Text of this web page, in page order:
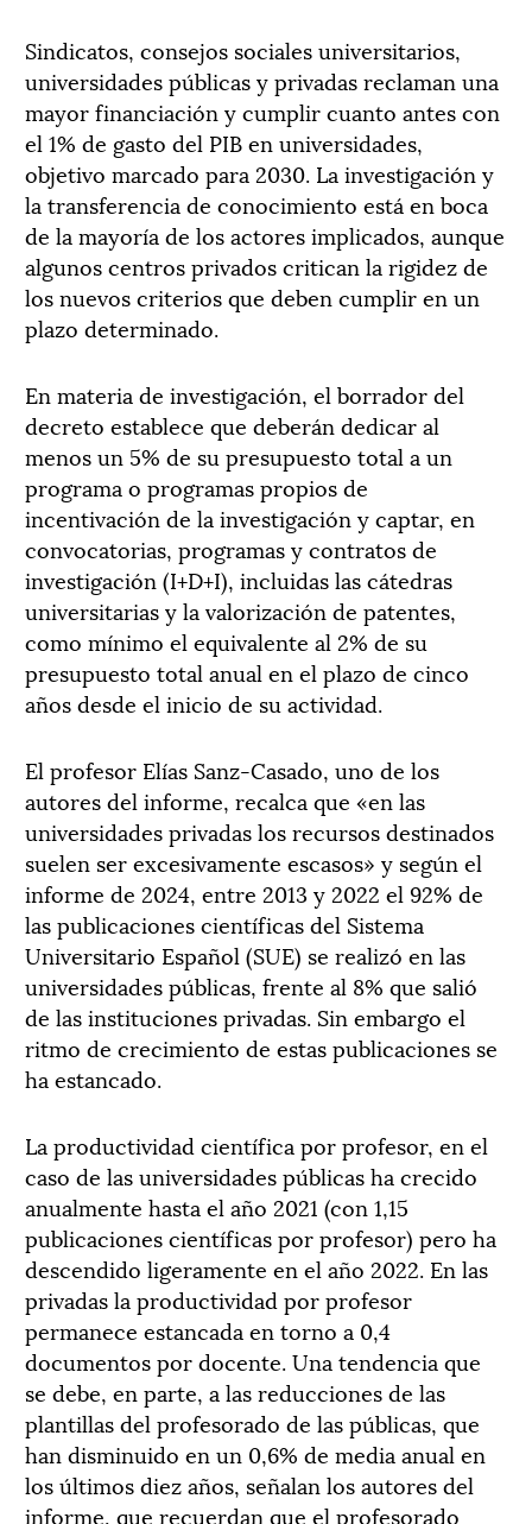
Sindicatos, consejos sociales universitarios,
universidades públicas y privadas reclaman una
mayor financiación y cumplir cuanto antes con
el 1% de gasto del PIB en universidades,
objetivo marcado para 2030. La investigación y
la transferencia de conocimiento está en boca
de la mayoría de los actores implicados, aunque
algunos centros privados critican la rigidez de
los nuevos criterios que deben cumplir en un
plazo determinado.
En materia de investigación, el borrador del
decreto establece que deberán dedicar al
menos un 5% de su presupuesto total a un
programa o programas propios de
incentivación de la investigación y captar, en
convocatorias, programas y contratos de
investigación (I+D+I), incluidas las cátedras
universitarias y la valorización de patentes,
como mínimo el equivalente al 2% de su
presupuesto total anual en el plazo de cinco
años desde el inicio de su actividad.
El profesor Elías Sanz-Casado, uno de los
autores del informe, recalca que «en las
universidades privadas los recursos destinados
suelen ser excesivamente escasos» y según el
informe de 2024, entre 2013 y 2022 el 92% de
las publicaciones científicas del Sistema
Universitario Español (SUE) se realizó en las
universidades públicas, frente al 8% que salió
de las instituciones privadas. Sin embargo el
ritmo de crecimiento de estas publicaciones se
ha estancado.
La productividad científica por profesor, en el
caso de las universidades públicas ha crecido
anualmente hasta el año 2021 (con 1,15
publicaciones científicas por profesor) pero ha
descendido ligeramente en el año 2022. En las
privadas la productividad por profesor
permanece estancada en torno a 0,4
documentos por docente. Una tendencia que
se debe, en parte, a las reducciones de las
plantillas del profesorado de las públicas, que
han disminuido en un 0,6% de media anual en
los últimos diez años, señalan los autores del
informe, que recuerdan que el profesorado